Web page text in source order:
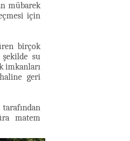
mübarek
için
birçok
şekilde su
imkanları
geri
matem